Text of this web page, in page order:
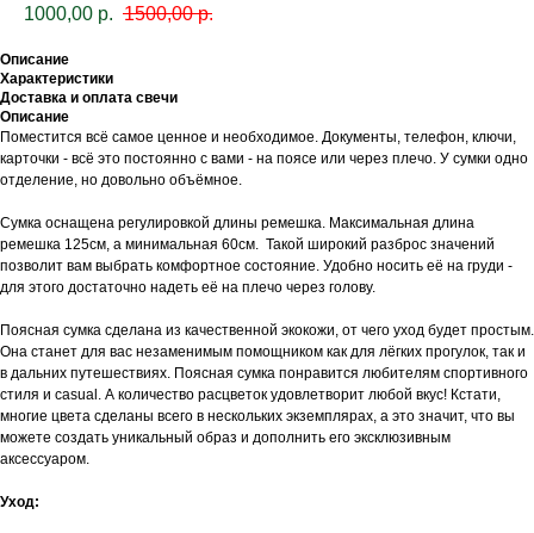
1000,00 р. 1500,00 р.
Описание
Характеристики
Доставка и оплата свечи
Описание
Поместится всё самое ценное и необходимое. Документы, телефон, ключи,
карточки - всё это постоянно с вами - на поясе или через плечо. У сумки одно
отделение, но довольно объёмное.
Сумка оснащена регулировкой длины ремешка. Максимальная длина
ремешка 125см, а минимальная 60см. Такой широкий разброс значений
позволит вам выбрать комфортное состояние. Удобно носить её на груди -
для этого достаточно надеть её на плечо через голову.
Поясная сумка сделана из качественной экокожи, от чего уход будет простым.
Она станет для вас незаменимым помощником как для лёгких прогулок, так и
в дальних путешествиях. Поясная сумка понравится любителям спортивного
стиля и casual. А количество расцветок удовлетворит любой вкус! Кстати,
многие цвета сделаны всего в нескольких экземплярах, а это значит, что вы
можете создать уникальный образ и дополнить его эксклюзивным
аксессуаром.
Уход: